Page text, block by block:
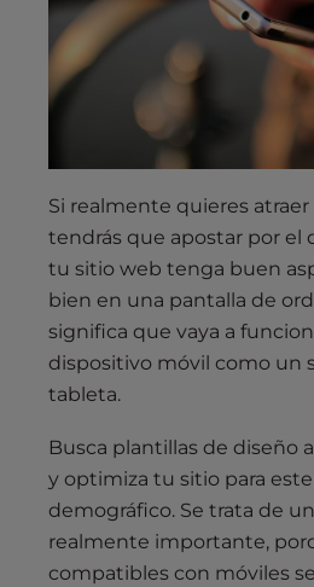
Si realmente quieres atraer
tendrás que apostar por el
tu sitio web tenga buen
bien en una pantalla de
significa que vaya a
dispositivo móvil como un
tableta.
Busca plantillas de diseño
y optimiza tu sitio para
demográfico. Se trata de
realmente importante,
compatibles con móviles